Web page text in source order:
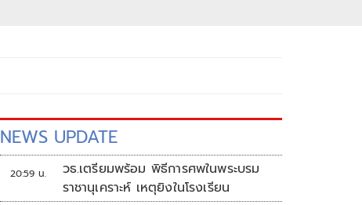
NEWS UPDATE
20:59 น.
วธ.เตรียมพร้อม พิธีการศพในพระบรม
ราชานุเคราะห์ เหตุยิงในโรงเรียน